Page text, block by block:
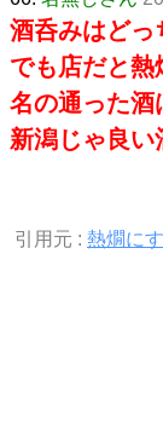
酒呑みはどっ
でも店だと熱
名の通った酒
新潟じゃ良い
引用元 : 熱燗に